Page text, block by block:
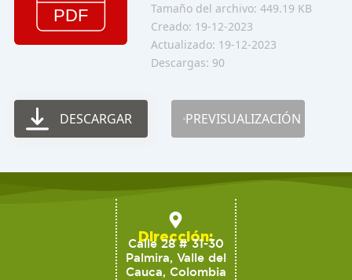
Tamaño del archivo: 449.19 KB
Creado: 19-12-2023
Actualizado: 19-12-2023
Descargas: 90
DESCARGAR PREVISUALIZACIÓN
Dirección:
Calle 28 # 31-30
Palmira, Valle del
Cauca, Colombia